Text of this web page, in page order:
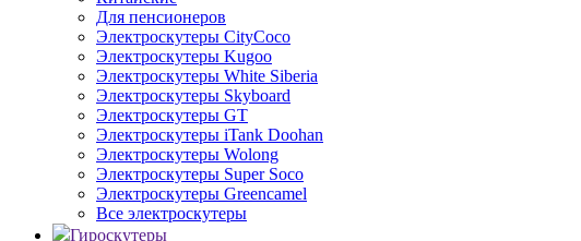
Для пенсионеров
Электроскутеры CityCoco
Электроскутеры Kugoo
Электроскутеры White Siberia
Электроскутеры Skyboard
Электроскутеры GT
Электроскутеры iTank Doohan
Электроскутеры Wolong
Электроскутеры Super Soco
Электроскутеры Greencamel
Все электроскутеры
Гироскутеры